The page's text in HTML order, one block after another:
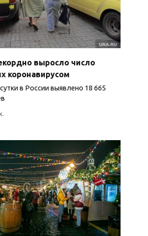
выросло число
коронавирусом
в России выявлено 18 665